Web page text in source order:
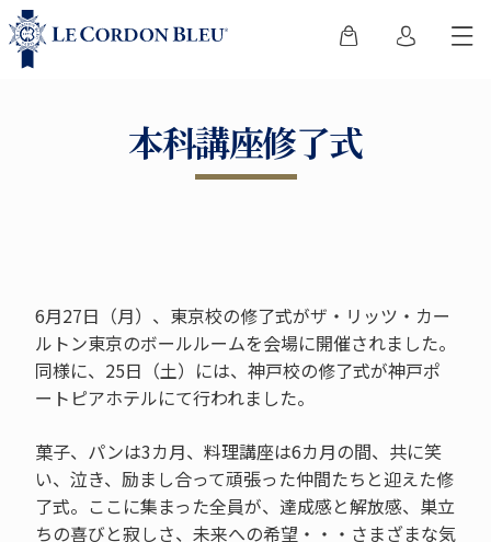
本科講座修了式
6月27日（月）、東京校の修了式がザ・リッツ・カー
ルトン東京のボールルームを会場に開催されました。
同様に、25日（土）には、神戸校の修了式が神戸ポ
ートピアホテルにて行われました。
菓子、パンは3カ月、料理講座は6カ月の間、共に笑
い、泣き、励まし合って頑張った仲間たちと迎えた修
了式。ここに集まった全員が、達成感と解放感、巣立
ちの喜びと寂しさ、未来への希望・・・さまざまな気